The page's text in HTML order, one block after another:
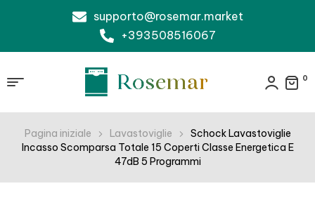
supporto@rosemar.market
+393508516067
0
Pagina iniziale Lavastoviglie
Schock Lavastoviglie
Incasso Scomparsa Totale 15 Coperti Classe Energetica E
47dB 5 Programmi